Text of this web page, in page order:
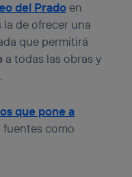
del Pradoen
la de ofrecer una
que permitirá
a todas las obras y
.
que pone a
como